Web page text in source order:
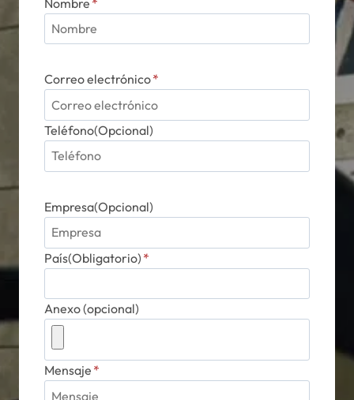
Correo electrónico*
Teléfono(Opcional)
Empresa(Opcional)
País(Obligatorio) *
Anexo (opcional)
Mensaje *